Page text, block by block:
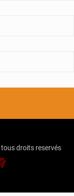
tous droits reservés